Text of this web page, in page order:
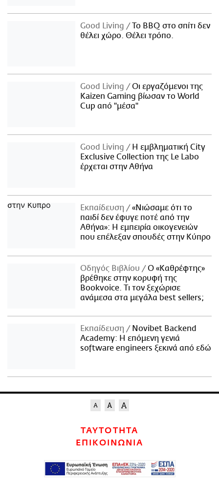
Good Living
Το BBQ στο σπίτι δεν
θέλει χώρο. Θέλει τρόπο.
Good Living
Οι εργαζόμενοι της
Kaizen Gaming βίωσαν το World
Cup από "μέσα"
Good Living
Η εμβληματική City
Exclusive Collection της Le Labo
έρχεται στην Αθήνα
Εκπαίδευση
«Νιώσαμε ότι το
παιδί δεν έφυγε ποτέ από την
Αθήνα»: Η εμπειρία οικογενειών
που επέλεξαν σπουδές στην Κύπρο
Οδηγός Βιβλίου
Ο «Καθρέφτης»
βρέθηκε στην κορυφή της
Bookvoice. Τι τον ξεχώρισε
ανάμεσα στα μεγάλα best sellers;
Εκπαίδευση
Novibet Backend
Academy: Η επόμενη γενιά
software engineers ξεκινά από εδώ
ΤΑΥΤΟΤΗΤΑ
ΕΠΙΚΟΙΝΩΝΙΑ